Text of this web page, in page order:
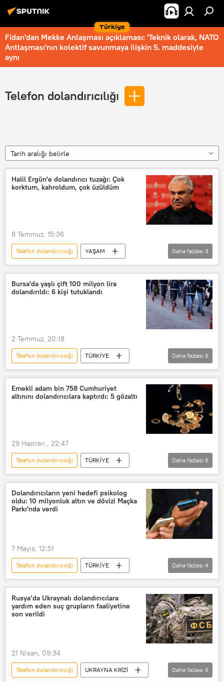
Türkiye
Fidan'dan Mekke Anlaşması açıklaması: 'Teknik olarak, NATO
Antlaşması'nın kolektif savunmaya ilişkin 5. maddesiyle
aynı
Telefon dolandırıcılığı
Tarih aralığı belirle
Halil Ergün'e dolandırıcı tuzağı: Çok
korktum, kahroldum, çok üzüldüm
8 Temmuz, 15:36
Telefon dolandırıcılığı
YAŞAM
Halil Ergün
Dolandırıcılık
Nitelikli dolandırıcılık
Daha fazlası 3
Bursa'da yaşlı çift 100 milyon lira
dolandırıldı: 6 kişi tutuklandı
2 Temmuz, 20:18
Telefon dolandırıcılığı
TÜRKİYE
Bursa
Dolandırıcılık
Nitelikli dolandırıcılık
internet dolandırıcılığı
Daha fazlası 6
Emekli adam bin 758 Cumhuriyet
altınını dolandırıcılara kaptırdı: 5 gözaltı
29 Haziran , 22:47
Telefon dolandırıcılığı
TÜRKİYE
İstanbul
Cumhuriyet
Altın
ons altın
gram altın
altın fiyatları
Dolandırıcılık
Daha fazlası 8
Dolandırıcıların yeni hedefi psikolog
oldu: 10 milyonluk altın ve dövizi Maçka
Parkı'nda verdi
7 Mayıs, 12:51
Telefon dolandırıcılığı
TÜRKİYE
Maçka Parkı
MİT
Dolandırıcılık
Nitelikli dolandırıcılık
Daha fazlası 4
Rusya’da Ukraynalı dolandırıcılara
yardım eden suç grupların faaliyetine
son verildi
21 Nisan, 09:34
Telefon dolandırıcılığı
UKRAYNA KRİZİ
Daha fazlası 6